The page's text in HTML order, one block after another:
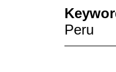
Peru